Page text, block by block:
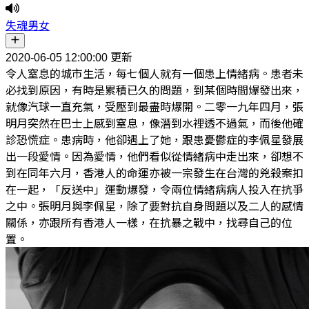
失魂男女
2020-06-05 12:00:00 更新
令人窒息的城市生活，每七個人就有一個患上情緒病。患者未
必找到原因，有時是累積已久的問題，到某個時間爆發出來，
就像汽球一直充氣，受壓到最盡時爆開。二零一九年四月，張
明月突然在巴士上感到窒息，像潛到水裡透不過氣，而後他確
診恐慌症。患病時，他卻遇上了她，跟患憂鬱症的李佩星發展
出一段愛情。因為愛情，他們看似從情緒病中走出來，卻想不
到在同年六月，香港人的命運亦被一宗發生在台灣的兇殺案扣
在一起，「反送中」運動爆發，令兩位情緒病病人投入在抗爭
之中。張明月與李佩星，除了要對抗自身問題以及二人的感情
關係，亦跟所有香港人一樣，在抗暴之戰中，找尋自己的位
置。